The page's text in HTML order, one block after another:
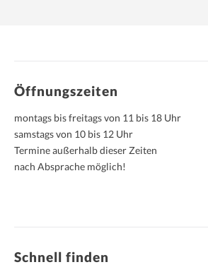
Öffnungszeiten
montags bis freitags von 11 bis 18 Uhr
samstags von 10 bis 12 Uhr
Termine außerhalb dieser Zeiten
nach Absprache möglich!
Schnell finden